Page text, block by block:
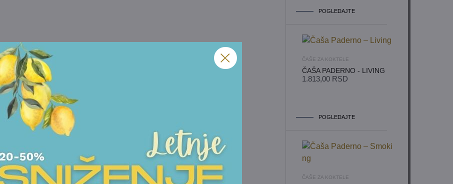
POGLEDAJTE
ČAŠE ZA KOKTELE
ČAŠA PADERNO - LIVING
1.813,00 RSD
POGLEDAJTE
ČAŠE ZA KOKTELE